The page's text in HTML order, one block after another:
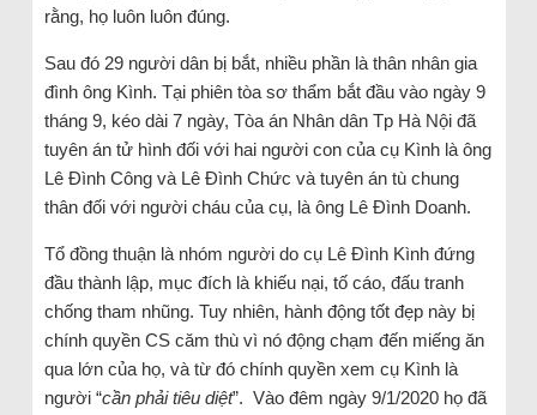
rằng, họ luôn luôn đúng.
Sau đó 29 người dân bị bắt, nhiều phần là thân nhân gia
đình ông Kình. Tại phiên tòa sơ thẩm bắt đầu vào ngày 9
tháng 9, kéo dài 7 ngày, Tòa án Nhân dân Tp Hà Nội đã
tuyên án tử hình đối với hai người con của cụ Kình là ông
Lê Đình Công và Lê Đình Chức và tuyên án tù chung
thân đối với người cháu của cụ, là ông Lê Đình Doanh.
Tổ đồng thuận là nhóm người do cụ Lê Đình Kình đứng
đầu thành lập, mục đích là khiếu nại, tố cáo, đấu tranh
chống tham nhũng. Tuy nhiên, hành động tốt đẹp này bị
chính quyền CS căm thù vì nó động chạm đến miếng ăn
qua lớn của họ, và từ đó chính quyền xem cụ Kình là
người “cần phải tiêu diệt”. Vào đêm ngày 9/1/2020 họ đã